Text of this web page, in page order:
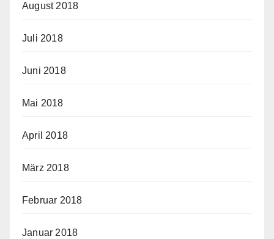
August 2018
Juli 2018
Juni 2018
Mai 2018
April 2018
März 2018
Februar 2018
Januar 2018